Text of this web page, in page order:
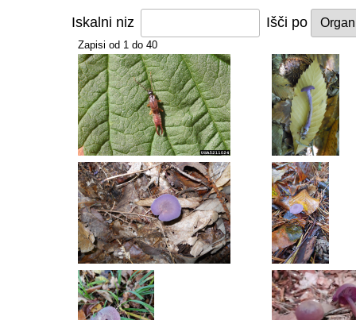
Iskalni niz Išči po
Zapisi od 1 do 40